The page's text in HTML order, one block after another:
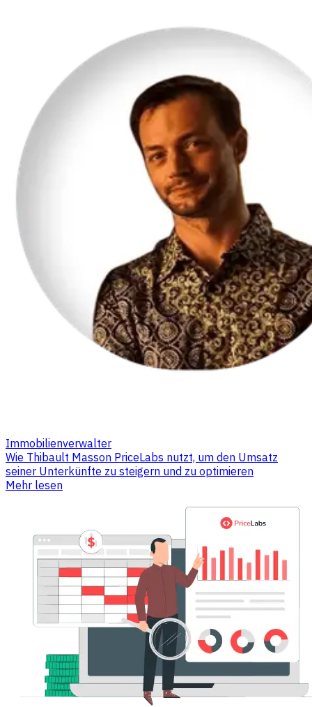
Immobilienverwalter
Wie Thibault Masson PriceLabs nutzt, um den Umsatz
seiner Unterkünfte zu steigern und zu optimieren
Mehr lesen